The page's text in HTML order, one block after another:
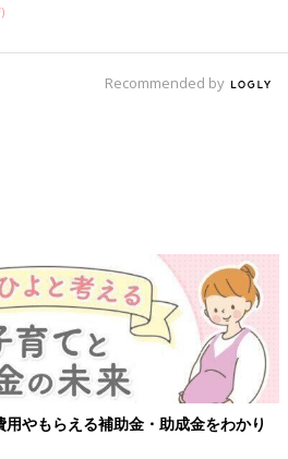
Recommended by
やもらえる補助金・助成金をわかり